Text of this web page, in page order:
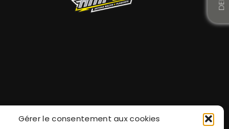
Gérer le consentement aux cookies